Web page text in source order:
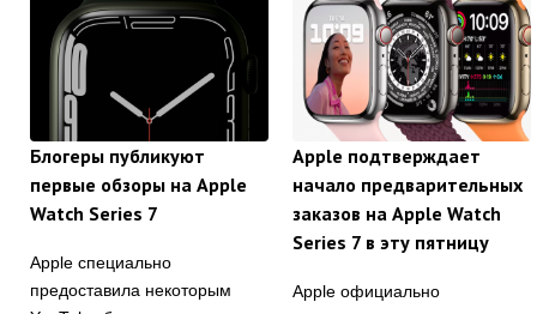
Блогеры публикуют
первые обзоры на Apple
Watch Series 7
Apple специально
предоставила некоторым
Apple подтверждает
начало предварительных
заказов на Apple Watch
Series 7 в эту пятницу
Apple официально